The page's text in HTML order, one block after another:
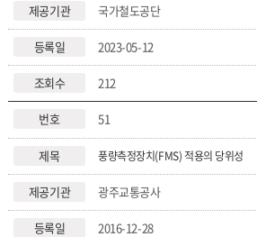
국가철도공단
2023-05-12
212
51
풍량측정장치(FMS) 적용의 당위성
광주교통공사
2016-12-28